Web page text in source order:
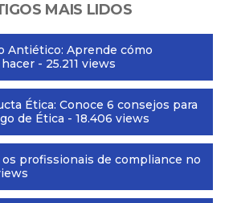
MAIS LIDOS
Antiético: Aprende cómo
- 25.211 views
Ética: Conoce 6 consejos para
de Ética - 18.406 views
profissionais de compliance no